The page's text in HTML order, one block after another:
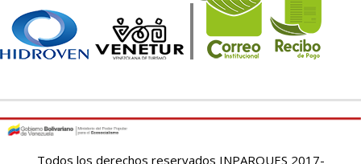
Todos los derechos reservados INPARQUES 2017-